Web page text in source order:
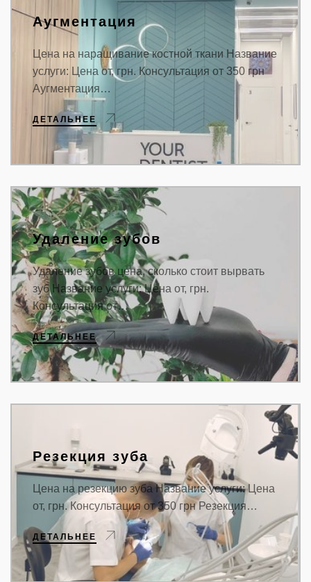
Аугментация
Цена на наращивание костной ткани Название
услуги: Цена от, грн. Консультация от 350 грн
Аугментация…
ДЕТАЛЬНЕЕ
Удаление зубов
Удаление зубов цена, сколько стоит вырвать
зуб Название услуги: Цена от, грн.
Консультация от…
ДЕТАЛЬНЕЕ
Резекция зуба
Цена на резекцию зуба Название услуги: Цена
от, грн. Консультация от 350 грн Резекция…
ДЕТАЛЬНЕЕ